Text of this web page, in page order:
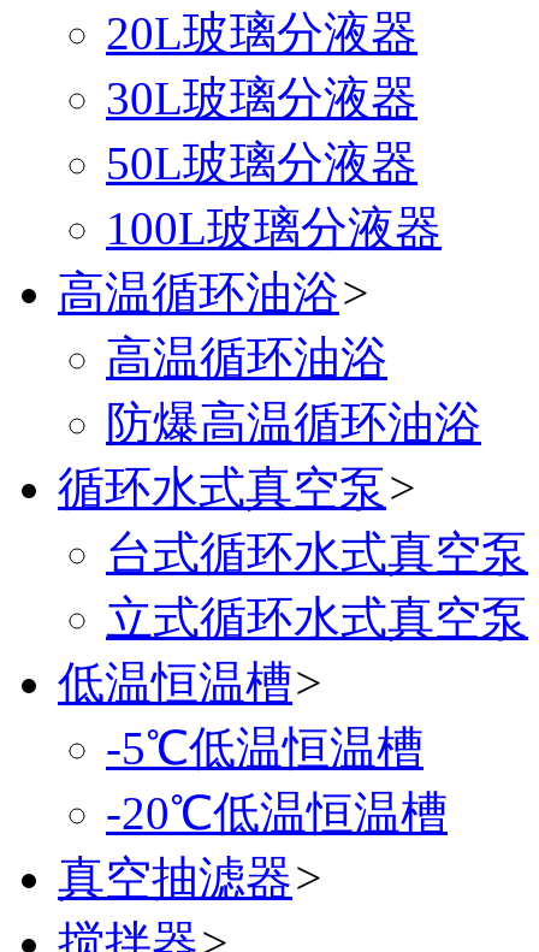
20L玻璃分液器
30L玻璃分液器
50L玻璃分液器
100L玻璃分液器
高温循环油浴>
高温循环油浴
防爆高温循环油浴
循环水式真空泵>
台式循环水式真空泵
立式循环水式真空泵
低温恒温槽>
-5℃低温恒温槽
-20℃低温恒温槽
真空抽滤器>